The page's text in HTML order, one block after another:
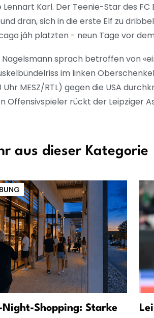
Lennart Karl. Der Teenie-Star des
dran, sich in die erste Elf zu
jäh platzten - neun Tage vor
Nagelsmann sprach betroffen von
im linken
Uhr MESZ/RTL) gegen die USA
Offensivspieler rückt der Leipziger
aus dieser Kategorie
Night-Shopping: Starke